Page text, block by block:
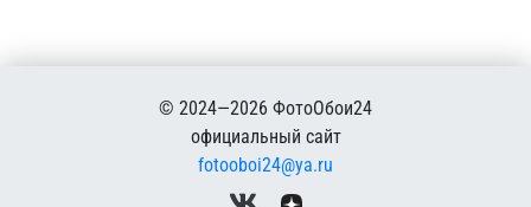
© 2024—2026 ФотоОбои24
официальный сайт
fotooboi24@ya.ru